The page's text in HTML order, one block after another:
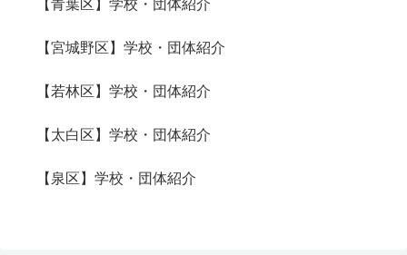
【青葉区】学校・団体紹介
【宮城野区】学校・団体紹介
【若林区】学校・団体紹介
【太白区】学校・団体紹介
【泉区】学校・団体紹介